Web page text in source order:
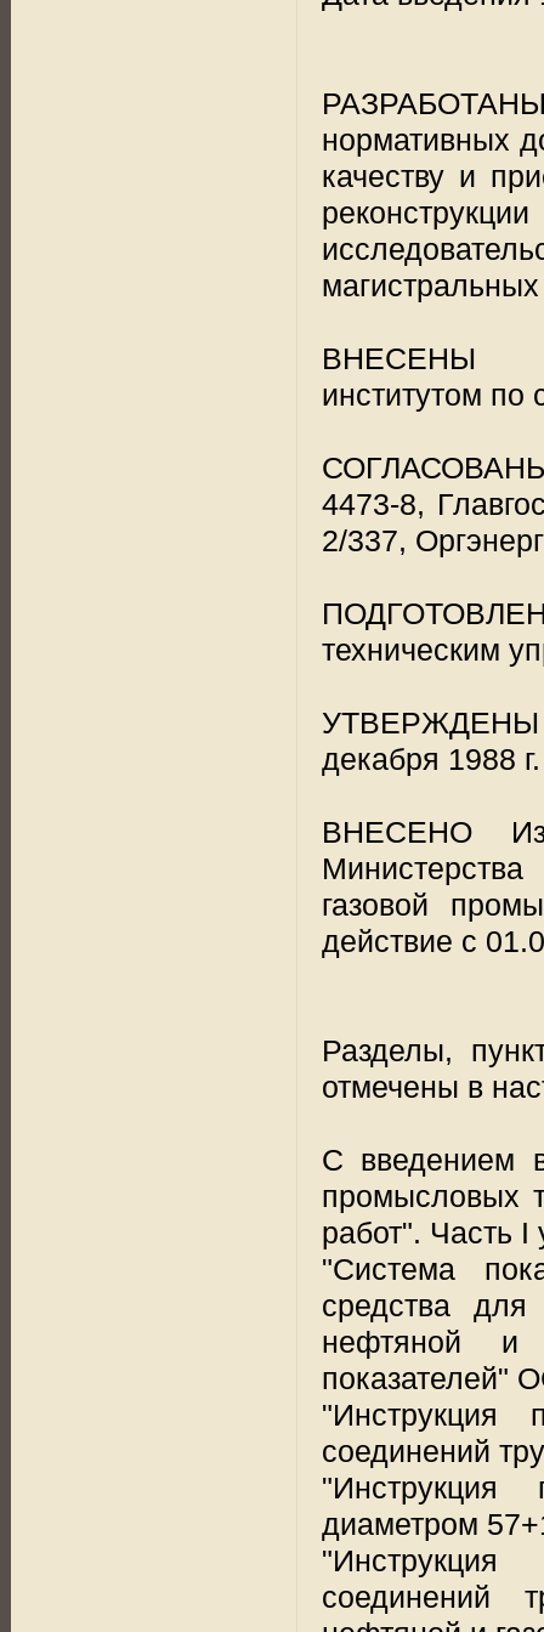
нормативных
качеству и
ВНЕСЕНЫ
институтом по
4473-8,
2/337,
техническим
УТВЕРЖДЕНЫ
декабря 1988 г.
ВНЕСЕНО
газовой
действие с
Разделы,
отмечены в
С введением
промысловых
работ". Часть I
"Система
средства для
нефтяной и
показателей"
"Инструкция
соединений
"Инструкция
диаметром
соединений